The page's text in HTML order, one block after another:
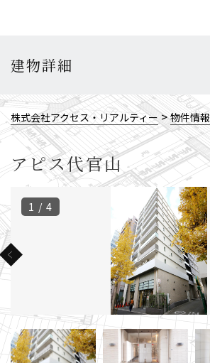
建物詳細
株式会社アクセス・リアルティー>物件情報
アピス代官山
1 / 4